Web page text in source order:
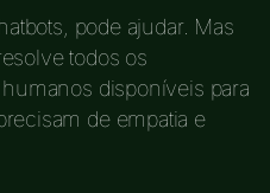
pode ajudar. Mas
todos os
disponíveis para
de empatia e